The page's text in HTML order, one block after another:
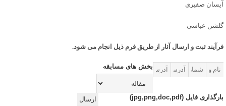
آیسان صفیری
گلشن عباسی
فرآیند ثبت و ارسال آثار از طریق فرم ذیل انجام می شود.
بخش های مسابقه
بارگذاری فایل (jpg,png,doc,pdf) ارسال